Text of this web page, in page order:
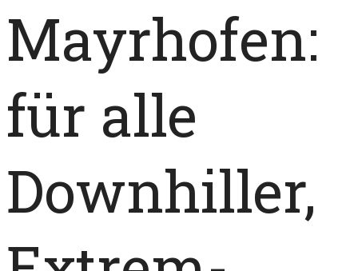
Mayrhofen:
für alle
Downhiller,